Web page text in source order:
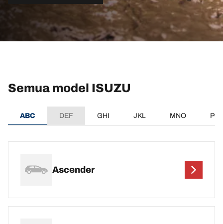
Semua model ISUZU
ABC DEF GHI JKL MNO
Ascender